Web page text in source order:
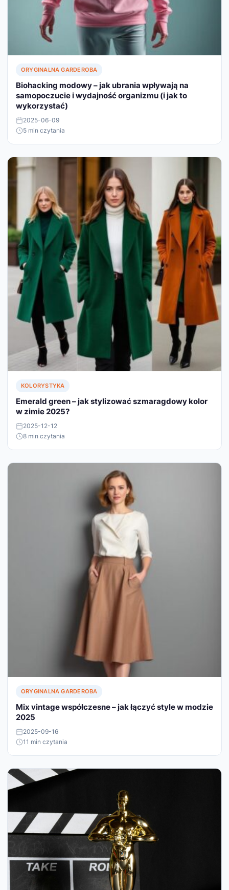
ORYGINALNA GARDEROBA
Biohacking modowy – jak ubrania wpływają na
samopoczucie i wydajność organizmu (i jak to
wykorzystać)
2025-06-09
5 min czytania
KOLORYSTYKA
Emerald green – jak stylizować szmaragdowy kolor
w zimie 2025?
2025-12-12
8 min czytania
ORYGINALNA GARDEROBA
Mix vintage współczesne – jak łączyć style w modzie
2025
2025-09-16
11 min czytania